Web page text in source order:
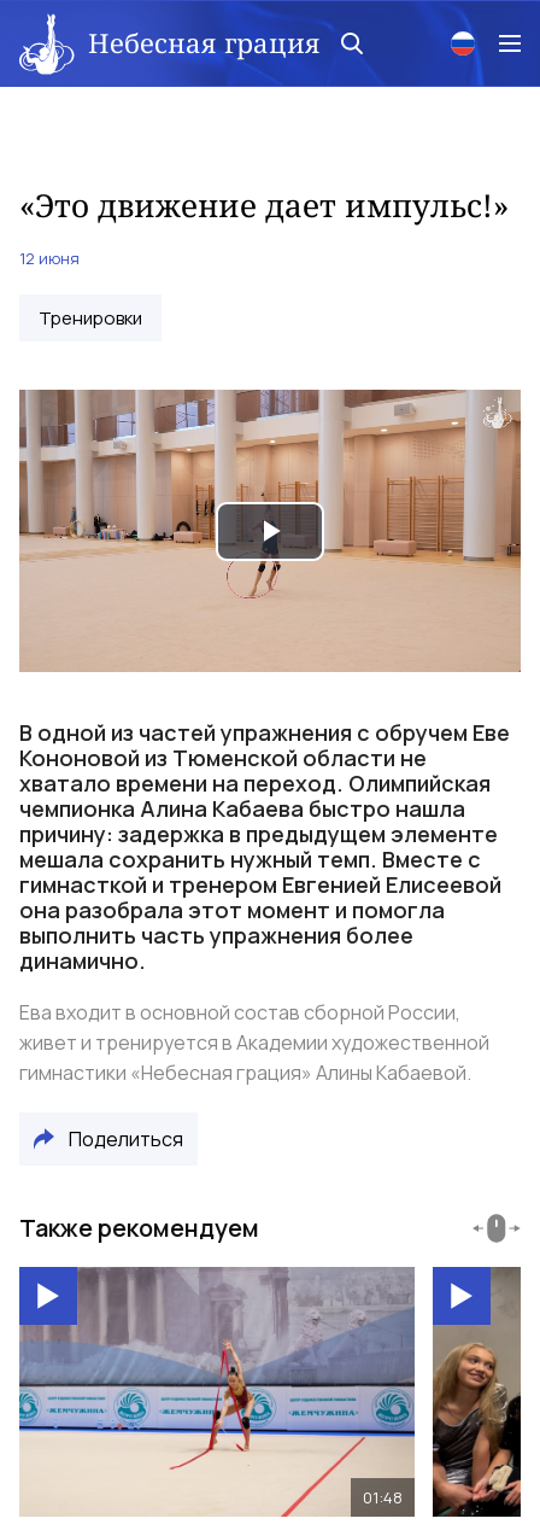
Небесная грация
«Это движение дает импульс!»
12 июня
Тренировки
Play
В одной из частей упражнения с обручем Еве
Кононовой из Тюменской области не
хватало времени на переход. Олимпийская
чемпионка Алина Кабаева быстро нашла
причину: задержка в предыдущем элементе
мешала сохранить нужный темп. Вместе с
гимнасткой и тренером Евгенией Елисеевой
она разобрала этот момент и помогла
выполнить часть упражнения более
динамично.
Ева входит в основной состав сборной России,
живет и тренируется в Академии художественной
гимнастики «Небесная грация» Алины Кабаевой.
Поделиться
Также рекомендуем
01:48